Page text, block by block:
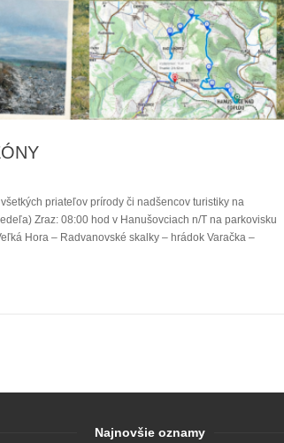
priateľov prírody či nadšencov turistiky na
Zraz: 08:00 hod v Hanušovciach n/T na parkovisku
Hora – Radvanovské skalky – hrádok Varačka –
Najnovšie oznamy